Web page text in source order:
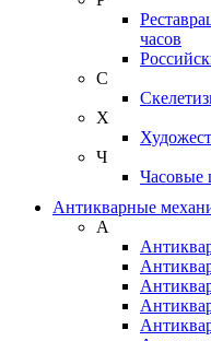
часов
С
Х
Ч
Часовые
Антикварные
А